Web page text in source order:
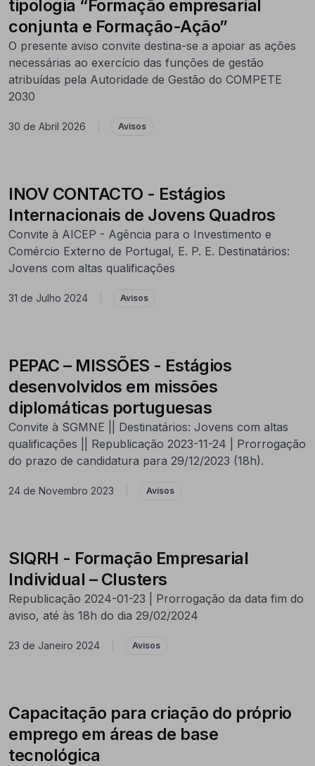
tipologia “Formação empresarial
conjunta e Formação-Ação”
O presente aviso convite destina-se a apoiar as ações
necessárias ao exercício das funções de gestão
atribuídas pela Autoridade de Gestão do COMPETE
2030
30 de Abril 2026 Avisos
INOV CONTACTO - Estágios
Internacionais de Jovens Quadros
Convite à AICEP - Agência para o Investimento e
Comércio Externo de Portugal, E. P. E. Destinatários:
Jovens com altas qualificações
31 de Julho 2024 Avisos
PEPAC – MISSÕES - Estágios
desenvolvidos em missões
diplomáticas portuguesas
Convite à SGMNE || Destinatários: Jovens com altas
qualificações || Republicação 2023-11-24 | Prorrogação
do prazo de candidatura para 29/12/2023 (18h).
24 de Novembro 2023 Avisos
SIQRH - Formação Empresarial
Individual – Clusters
Republicação 2024-01-23 | Prorrogação da data fim do
aviso, até às 18h do dia 29/02/2024
23 de Janeiro 2024 Avisos
Capacitação para criação do próprio
emprego em áreas de base
tecnológica